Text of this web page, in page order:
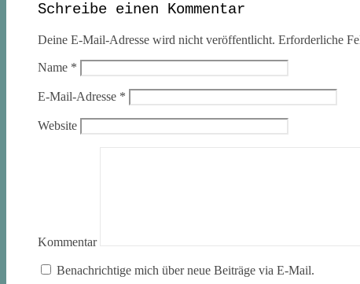
Schreibe einen Kommentar
Deine E-Mail-Adresse wird nicht veröffentlicht. Erforderliche
Name *
E-Mail-Adresse *
Website
Kommentar
Benachrichtige mich über neue Beiträge via E-Mail.